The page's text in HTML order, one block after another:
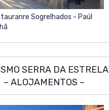
Sogrelhados - Paúl
SERRA DA ESTRELA
– ALOJAMENTOS –